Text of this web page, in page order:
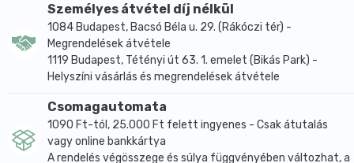
Személyes átvétel díj nélkül
1084 Budapest, Bacsó Béla u. 29. (Rákóczi tér) -
Megrendelések átvétele
1119 Budapest, Tétényi út 63. 1. emelet (Bikás Park) -
Helyszíni vásárlás és megrendelések átvétele
Csomagautomata
1090 Ft-tól, 25.000 Ft felett ingyenes - Csak átutalás
vagy online bankkártya
A rendelés végösszege és súlya függvényében változhat, a